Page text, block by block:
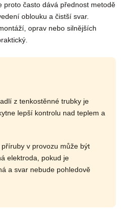
proto často dává přednost metodě
oblouku a čistší svar.
oprav nebo silnějších
z tenkostěnné trubky je
lepší kontrolu nad teplem a
v provozu může být
elektroda, pokud je
a svar nebude pohledově